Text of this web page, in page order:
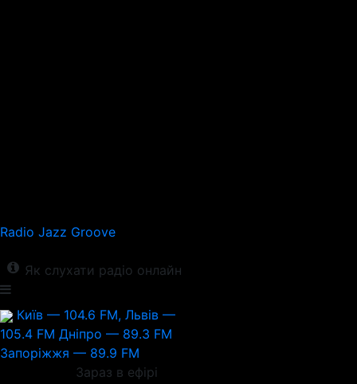
Radio Jazz Groove
Як слухати радіо онлайн
Київ — 104.6 FM, Львів —
105.4 FM Дніпро — 89.3 FM
Запоріжжя — 89.9 FM
Зараз в ефірі